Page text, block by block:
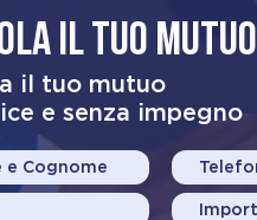
il tuo mutuo
il tuo mutuo
e senza impegno